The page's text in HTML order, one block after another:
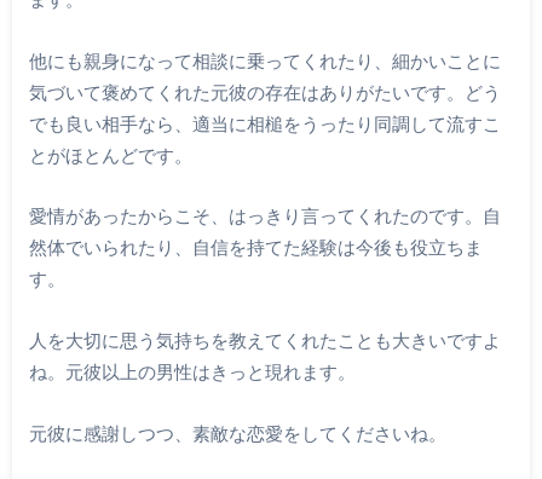
他にも親身になって相談に乗ってくれたり、細かいことに
気づいて褒めてくれた元彼の存在はありがたいです。どう
でも良い相手なら、適当に相槌をうったり同調して流すこ
とがほとんどです。
愛情があったからこそ、はっきり言ってくれたのです。自
然体でいられたり、自信を持てた経験は今後も役立ちま
す。
人を大切に思う気持ちを教えてくれたことも大きいですよ
ね。元彼以上の男性はきっと現れます。
元彼に感謝しつつ、素敵な恋愛をしてくださいね。